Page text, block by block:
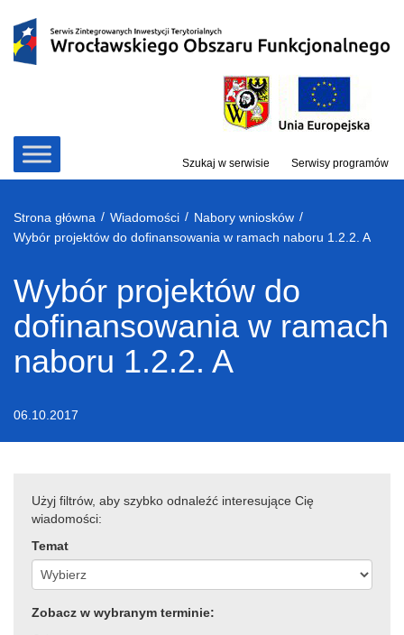
treści
Szukaj w serwisie Serwisy programów
Strona główna / Wiadomości / Nabory wniosków /
Wybór projektów do dofinansowania w ramach naboru 1.2.2. A
Wybór projektów do
dofinansowania w ramach
naboru 1.2.2. A
06.10.2017
Użyj filtrów, aby szybko odnaleźć interesujące Cię
wiadomości:
Temat
Zobacz w wybranym terminie: